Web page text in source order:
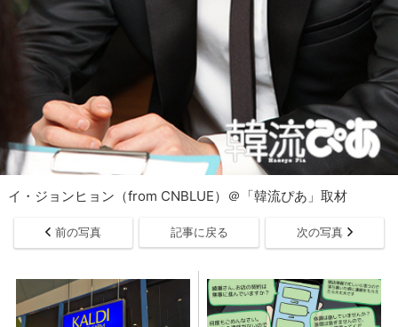
イ・ジョンヒョン（from CNBLUE）＠「韓流ぴあ」取材
前の写真 記事に戻る 次の写真